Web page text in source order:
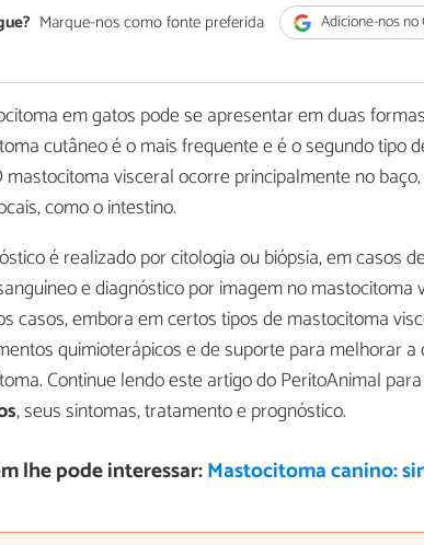
Marque-nos como fonte preferida Adicione-nos no
em gatos pode se apresentar em duas
cutâneo é o mais frequente e é o segundo tipo
mastocitoma visceral ocorre principalmente no
como o intestino.
é realizado por citologia ou biópsia, em casos
e diagnóstico por imagem no
casos, embora em certos tipos de mastocitoma
quimioterápicos e de suporte para melhorar
Continue lendo este artigo do PeritoAnimal
, seus sintomas, tratamento e prognóstico.
lhe pode interessar:Mastocitoma canino: